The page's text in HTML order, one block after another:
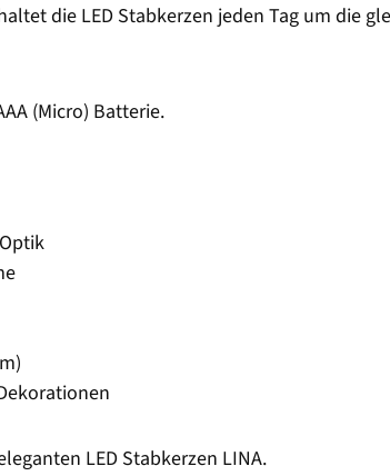
die LED Stabkerzen jeden Tag um die
(Micro) Batterie.
LED Stabkerzen LINA.